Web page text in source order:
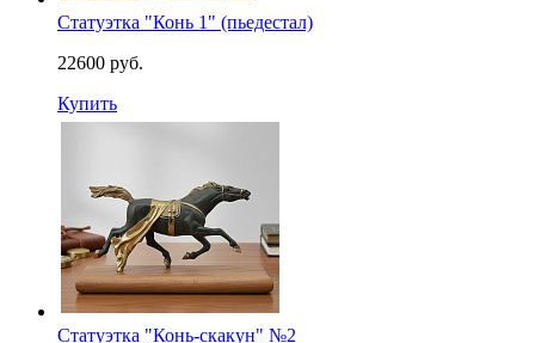
Статуэтка "Конь 1" (пьедестал)
22600 руб.
Купить
Статуэтка "Конь-скакун" №2